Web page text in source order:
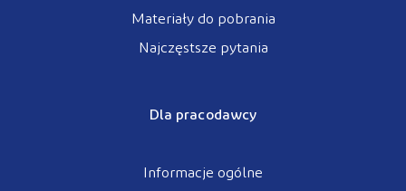
Materiały do pobrania
Najczęstsze pytania
Dla pracodawcy
Informacje ogólne